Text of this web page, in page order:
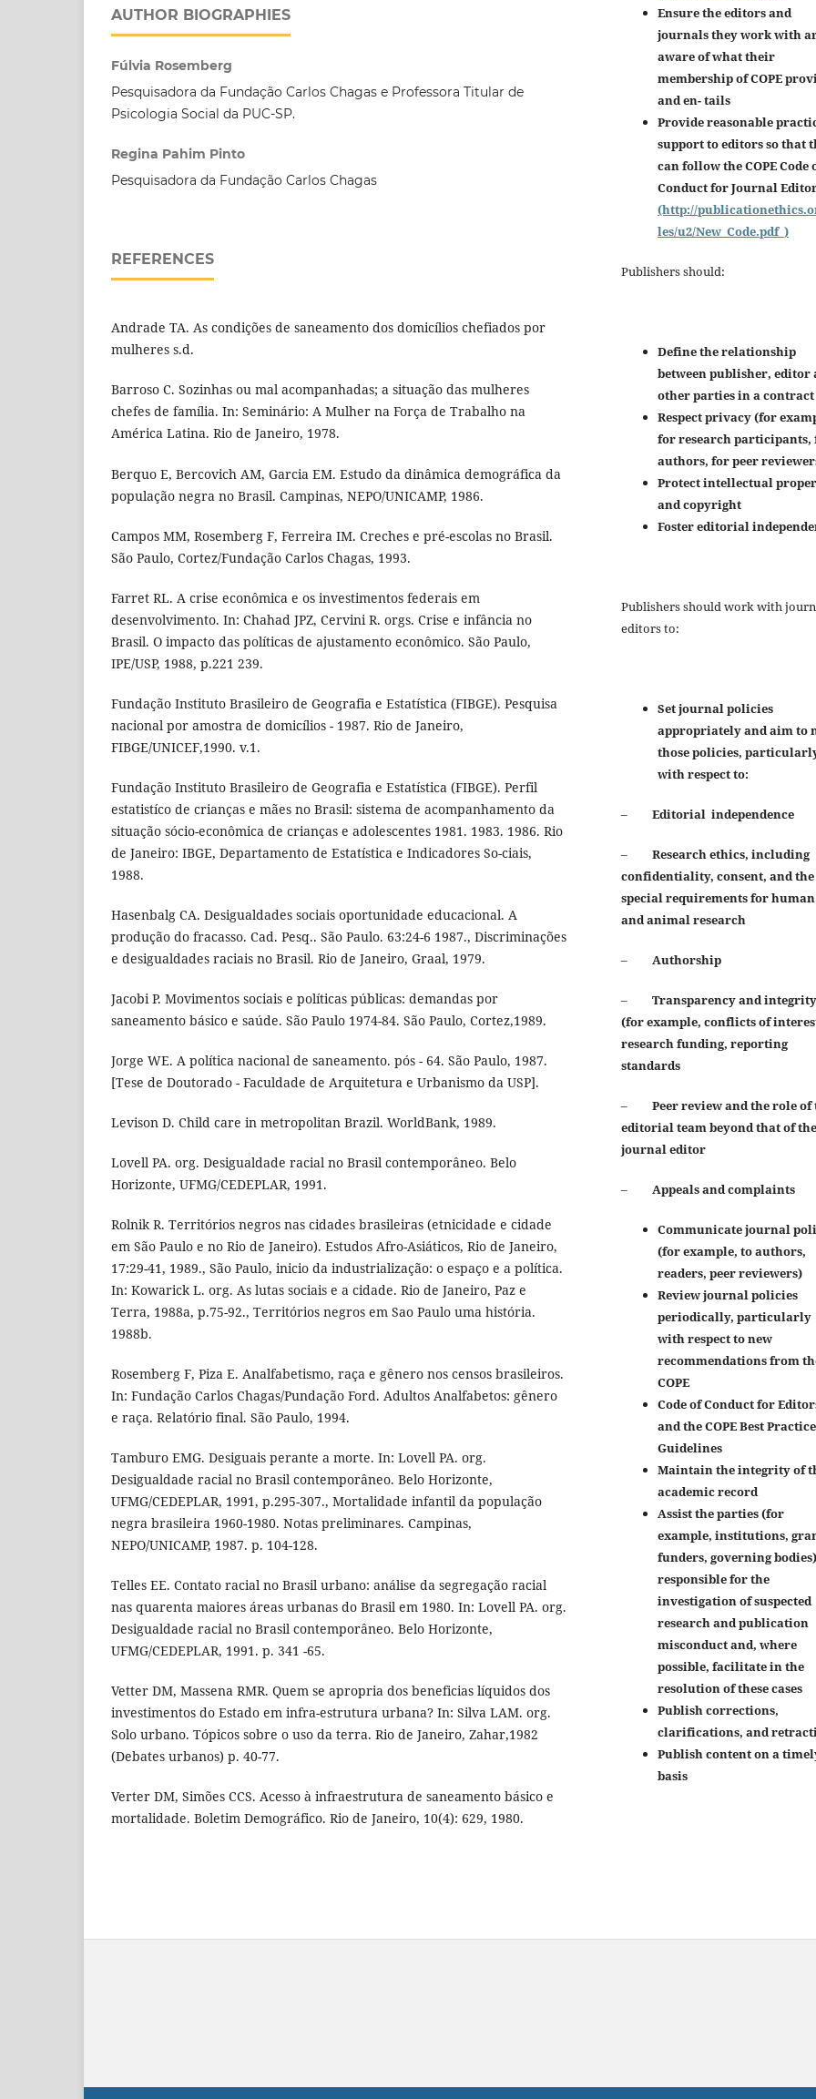
AUTHOR BIOGRAPHIES
Fúlvia Rosemberg
Pesquisadora da Fundação Carlos Chagas e Professora Titular de
Psicologia Social da PUC-SP.
Regina Pahim Pinto
Pesquisadora da Fundação Carlos Chagas
REFERENCES
Andrade TA. As condições de saneamento dos domicílios chefiados por
mulheres s.d.
Barroso C. Sozinhas ou mal acompanhadas; a situação das mulheres
chefes de família. In: Seminário: A Mulher na Força de Trabalho na
América Latina. Rio de Janeiro, 1978.
Berquo E, Bercovich AM, Garcia EM. Estudo da dinâmica demográfica da
população negra no Brasil. Campinas, NEPO/UNICAMP, 1986.
Campos MM, Rosemberg F, Ferreira IM. Creches e pré-escolas no Brasil.
São Paulo, Cortez/Fundação Carlos Chagas, 1993.
Farret RL. A crise econômica e os investimentos federais em
desenvolvimento. In: Chahad JPZ, Cervini R. orgs. Crise e infância no
Brasil. O impacto das políticas de ajustamento econômico. São Paulo,
IPE/USP, 1988, p.221 239.
Fundação Instituto Brasileiro de Geografia e Estatística (FIBGE). Pesquisa
nacional por amostra de domicílios - 1987. Rio de Janeiro,
FIBGE/UNICEF,1990. v.1.
Fundação Instituto Brasileiro de Geografia e Estatística (FIBGE). Perfil
estatistíco de crianças e mães no Brasil: sistema de acompanhamento da
situação sócio-econômica de crianças e adolescentes 1981. 1983. 1986. Rio
de Janeiro: IBGE, Departamento de Estatística e Indicadores So-ciais,
1988.
Hasenbalg CA. Desigualdades sociais oportunidade educacional. A
produção do fracasso. Cad. Pesq.. São Paulo. 63:24-6 1987., Discriminações
e desigualdades raciais no Brasil. Rio de Janeiro, Graal, 1979.
Jacobi P. Movimentos sociais e políticas públicas: demandas por
saneamento básico e saúde. São Paulo 1974-84. São Paulo, Cortez,1989.
Jorge WE. A política nacional de saneamento. pós - 64. São Paulo, 1987.
[Tese de Doutorado - Faculdade de Arquitetura e Urbanismo da USP].
Levison D. Child care in metropolitan Brazil. WorldBank, 1989.
Lovell PA. org. Desigualdade racial no Brasil contemporâneo. Belo
Horizonte, UFMG/CEDEPLAR, 1991.
Rolnik R. Territórios negros nas cidades brasileiras (etnicidade e cidade
em São Paulo e no Rio de Janeiro). Estudos Afro-Asiáticos, Rio de Janeiro,
17:29-41, 1989., São Paulo, inicio da industrialização: o espaço e a política.
In: Kowarick L. org. As lutas sociais e a cidade. Rio de Janeiro, Paz e
Terra, 1988a, p.75-92., Territórios negros em Sao Paulo uma história.
1988b.
Rosemberg F, Piza E. Analfabetismo, raça e gênero nos censos brasileiros.
In: Fundação Carlos Chagas/Pundação Ford. Adultos Analfabetos: gênero
e raça. Relatório final. São Paulo, 1994.
Tamburo EMG. Desiguais perante a morte. In: Lovell PA. org.
Desigualdade racial no Brasil contemporâneo. Belo Horizonte,
UFMG/CEDEPLAR, 1991, p.295-307., Mortalidade infantil da população
negra brasileira 1960-1980. Notas preliminares. Campinas,
NEPO/UNICAMP, 1987. p. 104-128.
Telles EE. Contato racial no Brasil urbano: análise da segregação racial
nas quarenta maiores áreas urbanas do Brasil em 1980. In: Lovell PA. org.
Desigualdade racial no Brasil contemporâneo. Belo Horizonte,
UFMG/CEDEPLAR, 1991. p. 341 -65.
Vetter DM, Massena RMR. Quem se apropria dos beneficias líquidos dos
investimentos do Estado em infra-estrutura urbana? In: Silva LAM. org.
Solo urbano. Tópicos sobre o uso da terra. Rio de Janeiro, Zahar,1982
(Debates urbanos) p. 40-77.
Verter DM, Simões CCS. Acesso à infraestrutura de saneamento básico e
mortalidade. Boletim Demográfico. Rio de Janeiro, 10(4): 629, 1980.
Ensure the editors and
journals they work with
aware of what their
membership of COPE
and en-tails
Provide reasonable
support to editors so that
can follow the COPE Code
Conduct for Journal
(http://
les/u2/New_Code.pdf_)
Publishers should:
Define the relationship
between publisher, editor
other parties in a contract
Respect privacy (for
for research participants,
authors, for peer
Protect intellectual
and copyright
Foster editorial
Publishers should work with
editors to:
Set journal policies
appropriately and aim to
those policies,
with respect to:
– Editorial independence
– Research ethics, including
confidentiality, consent, and the
special requirements for human
and animalresearch
– Authorship
– Transparency and integrity
(for example, conflicts of
research funding, reporting
standards
– Peer review and the role of
editorial team beyond that of the
journal editor
– Appeals and complaints
Communicate journal
(for example, to authors,
readers, peer reviewers)
Review journal policies
periodically, particularly
with respect to new
recommendations from
COPE
Code of Conduct for
and the COPE Best Practice
Guidelines
Maintain the integrity of
academic record
Assist the parties (for
example, institutions,
funders, governing bodies)
responsible for the
investigation of suspected
research and publication
misconduct and, where
possible, facilitate in the
resolution of these cases
Publish corrections,
clarifications, and
Publish content on a
basis